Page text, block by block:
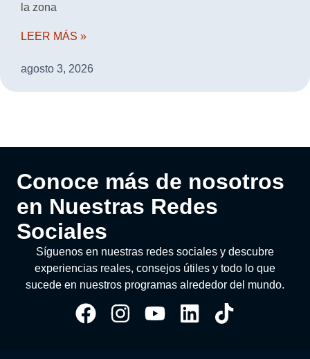
la zona
LEER MÁS »
agosto 3, 2026
Conoce más de nosotros
en Nuestras Redes
Sociales
Síguenos en nuestras redes sociales y descubre
experiencias reales, consejos útiles y todo lo que
sucede en nuestros programas alrededor del mundo.